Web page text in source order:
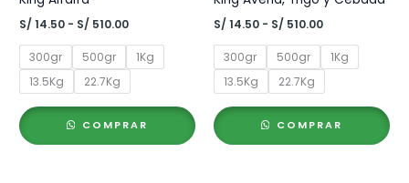
S/ 14.50 - S/ 510.00Rango
precios:
desde
hasta
S/ 510.00
300gr 500gr
1Kg
13.5Kg
22.7Kg
COMPRAR
S/ 14.50 - S/ 510.00Rango
precios:
desde
hasta
S/ 510.00
300gr 500gr
1Kg
13.5Kg
22.7Kg
COMPRAR